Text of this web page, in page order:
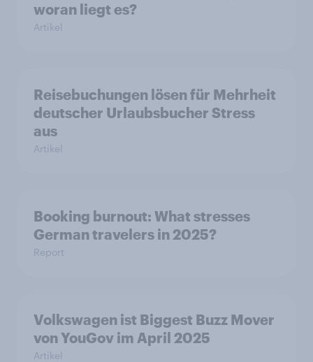
woran liegt es?
Artikel
Reisebuchungen lösen für Mehrheit
deutscher Urlaubsbucher Stress
aus
Artikel
Booking burnout: What stresses
German travelers in 2025?
Report
Volkswagen ist Biggest Buzz Mover
von YouGov im April 2025
Artikel